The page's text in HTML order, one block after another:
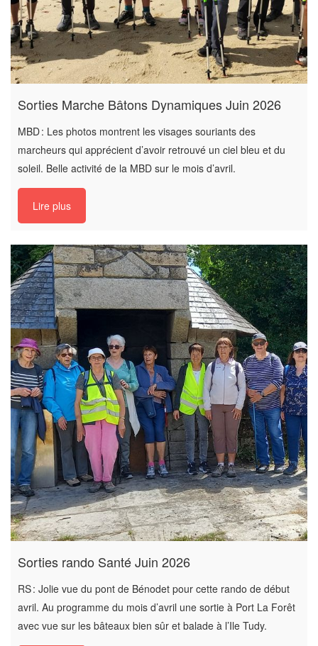
Sorties Marche Bâtons Dynamiques Juin 2026
MBD : Les photos montrent les visages souriants des
marcheurs qui apprécient d’avoir retrouvé un ciel bleu et du
soleil. Belle activité de la MBD sur le mois d’avril.
Lire plus
Sorties rando Santé Juin 2026
RS : Jolie vue du pont de Bénodet pour cette rando de début
avril. Au programme du mois d’avril une sortie à Port La Forêt
avec vue sur les bâteaux bien sûr et balade à l’Ile Tudy.